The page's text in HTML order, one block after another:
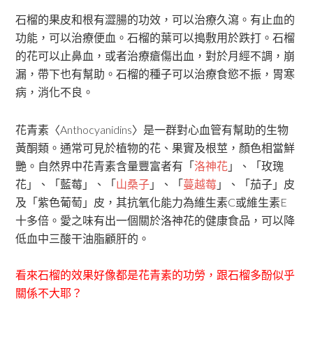
石榴的果皮和根有澀腸的功效，可以治療久瀉。有止血的
功能，可以治療便血。石榴的葉可以搗敷用於跌打。石榴
的花可以止鼻血，或者治療瘡傷出血，對於月經不調，崩
漏，帶下也有幫助。石榴的種子可以治療食慾不振，胃寒
病，消化不良。
花青素〈Anthocyanidins〉是一群對心血管有幫助的生物
黃酮類。通常可見於植物的花、果實及根莖，顏色相當鮮
艷。自然界中花青素含量豐富者有「洛神花 」、「玫瑰
花」、「藍莓」、「山桑子 」、「蔓越莓 」、「茄子」皮
及「紫色葡萄」皮，其抗氧化能力為維生素C或維生素E
十多倍。愛之味有出一個關於洛神花的健康食品，可以降
低血中三酸干油脂顧肝的。
看來石榴的效果好像都是花青素的功勞，跟石榴多酚似乎
關係不大耶？